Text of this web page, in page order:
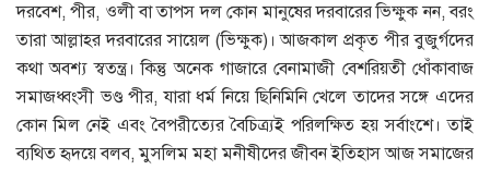
দরবেশ, পীর, ওলী বা তাপস দল কোন মানুষের দরবারের ভিক্ষুক নন, বরং
তারা আল্লাহর দরবারের সায়েল (ভিক্ষুক)। আজকাল প্রকৃত পীর বুজুর্গদের
কথা অবশ্য স্বতন্ত্র। কিন্তু অনেক গাজারে বেনামাজী বেশরিয়তী ধোঁকাবাজ
সমাজধ্বংসী ভণ্ড পীর, যারা ধর্ম নিয়ে ছিনিমিনি খেলে তাদের সঙ্গে এদের
কোন মিল নেই এবং বৈপরীত্যের বৈচিত্র্যই পরিলক্ষিত হয় সর্বাংশে। তাই
ব্যথিত হৃদয়ে বলব, মুসলিম মহা মনীষীদের জীবন ইতিহাস আজ সমাজের